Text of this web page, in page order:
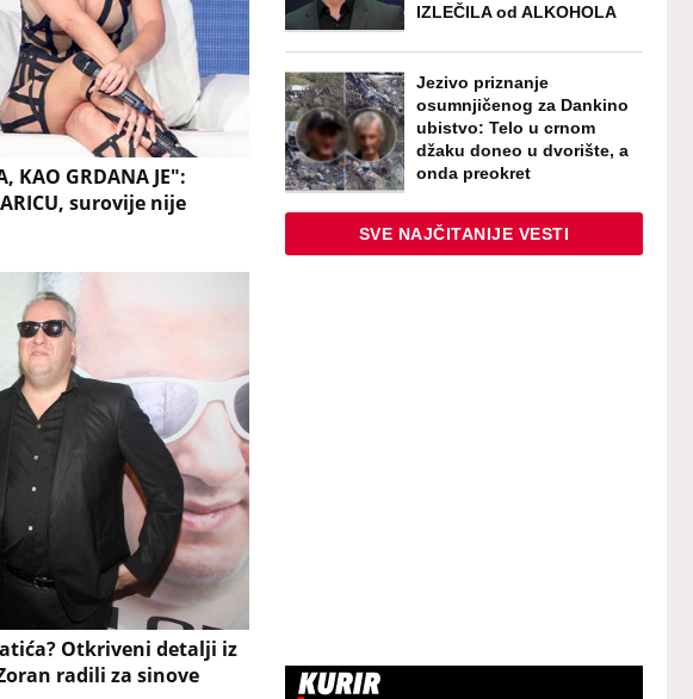
KAO GRDANA JE":
surovije nije
Otkriveni detalji iz
radili za sinove
IZLEČILA od ALKOHOLA
Jezivo priznanje
osumnjičenog za Dankino
ubistvo: Telo u crnom
džaku doneo u dvorište, a
onda preokret
SVE NAJČITANIJE VESTI